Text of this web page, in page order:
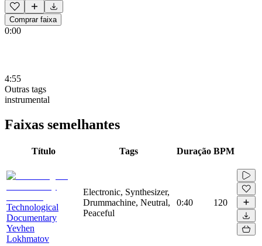
Comprar faixa
0:00
4:55
Outras tags
instrumental
Faixas semelhantes
Título Tags Duração BPM
Technological
Documentary
Yevhen
Lokhmatov
Electronic, Synthesizer,
Drummachine, Neutral,
Peaceful
0:40 120